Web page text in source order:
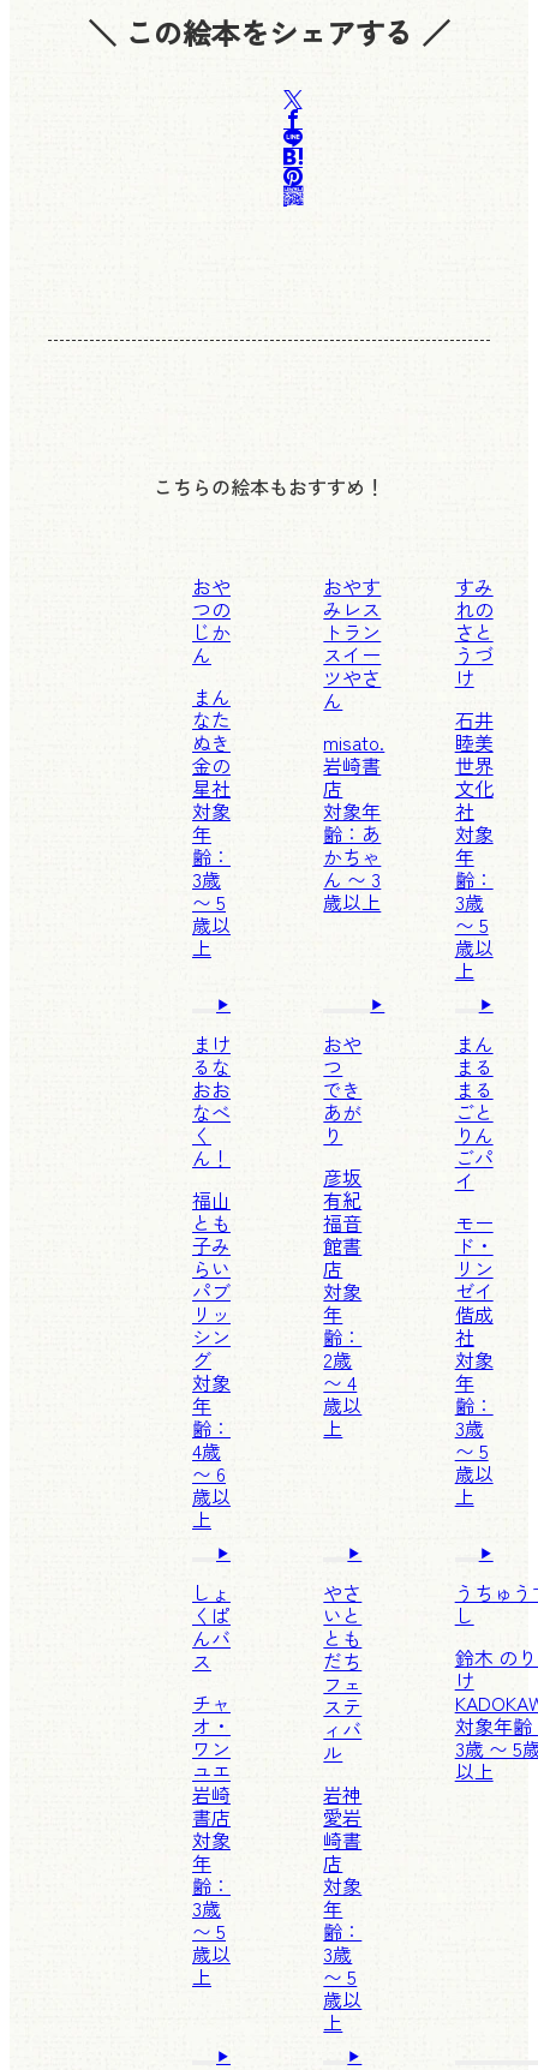
＼ この絵本をシェアする ／
こちらの絵本もおすすめ！
おや
つの
じか
ん
まん
なた
ぬき
金の
星社
対象
年
齢：
3歳
〜 5
歳以
上
おやす
みレス
トラン
スイー
ツやさ
ん
misato.
岩崎書
店
対象年
齢：あ
かちゃ
ん 〜 3
歳以上
すみ
れの
さと
うづ
け
石井
睦美
世界
文化
社
対象
年
齢：
3歳
〜 5
歳以
上
まけ
るな
おお
なべ
く
ん！
福山
とも
子み
らい
パブ
リッ
シン
グ
対象
年
齢：
4歳
〜 6
歳以
上
おや
つ
でき
あが
り
彦坂
有紀
福音
館書
店
対象
年
齢：
2歳
〜 4
歳以
上
まん
まる
まる
ごと
りん
ごパ
イ
モー
ド・
リン
ゼイ
偕成
社
対象
年
齢：
3歳
〜 5
歳以
上
しょ
くぱ
んバ
ス
チャ
オ・
ワン
ユエ
岩崎
書店
対象
年
齢：
3歳
〜 5
歳以
上
やさ
いと
とも
だち
フェ
ステ
ィバ
ル
岩神
愛岩
崎書
店
対象
年
齢：
3歳
〜 5
歳以
上
うちゅう
し
鈴木 の
け
対象年齢
3歳 〜 5
以上